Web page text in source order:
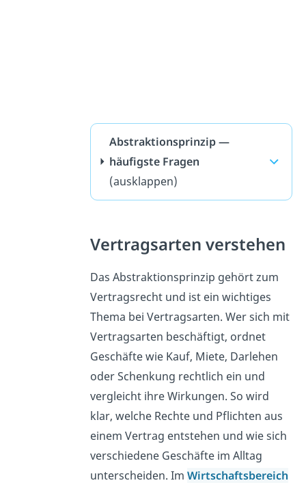
Abstraktionsprinzip —
häufigste Fragen
(ausklappen)
Vertragsarten verstehen
Das Abstraktionsprinzip gehört zum
Vertragsrecht und ist ein wichtiges
Thema bei Vertragsarten. Wer sich mit
Vertragsarten beschäftigt, ordnet
Geschäfte wie Kauf, Miete, Darlehen
oder Schenkung rechtlich ein und
vergleicht ihre Wirkungen. So wird
klar, welche Rechte und Pflichten aus
einem Vertrag entstehen und wie sich
verschiedene Geschäfte im Alltag
unterscheiden. ImWirtschaftsbereich